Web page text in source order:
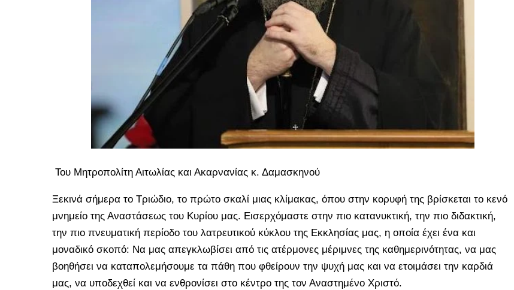
Του Μητροπολίτη Αιτωλίας και Ακαρνανίας κ. Δαμασκηνού
Ξεκινά σήμερα το Τριώδιο, το πρώτο σκαλί μιας κλίμακας, όπου στην κορυφή της βρίσκεται το κενό
μνημείο της Αναστάσεως του Κυρίου μας. Εισερχόμαστε στην πιο κατανυκτική, την πιο διδακτική,
την πιο πνευματική περίοδο του λατρευτικού κύκλου της Εκκλησίας μας, η οποία έχει ένα και
μοναδικό σκοπό: Να μας απεγκλωβίσει από τις ατέρμονες μέριμνες της καθημερινότητας, να μας
βοηθήσει να καταπολεμήσουμε τα πάθη που φθείρουν την ψυχή μας και να ετοιμάσει την καρδιά
μας, να υποδεχθεί και να ενθρονίσει στο κέντρο της τον Αναστημένο Χριστό.